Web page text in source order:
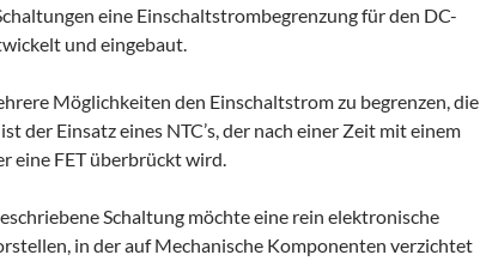
eine Einschaltstrombegrenzung für den DC-
und eingebaut.
Möglichkeiten den Einschaltstrom zu begrenzen, die
der Einsatz eines NTC’s, der nach einer Zeit mit einem
eine FET überbrückt wird.
Schaltung möchte eine rein elektronische
in der auf Mechanische Komponenten verzichtet